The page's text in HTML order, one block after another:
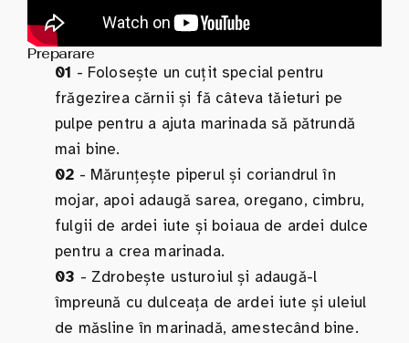
Preparare
01 - Folosește un cuțit special pentru
frăgezirea cărnii și fă câteva tăieturi pe
pulpe pentru a ajuta marinada să pătrundă
mai bine.
02 - Mărunțește piperul și coriandrul în
mojar, apoi adaugă sarea, oregano, cimbru,
fulgii de ardei iute și boiaua de ardei dulce
pentru a crea marinada.
03 - Zdrobește usturoiul și adaugă-l
împreună cu dulceața de ardei iute și uleiul
de măsline în marinadă, amestecând bine.